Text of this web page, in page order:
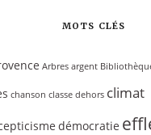
MOTS CLÉS
Arbres argent
chanson classe dehors climat
démocratie